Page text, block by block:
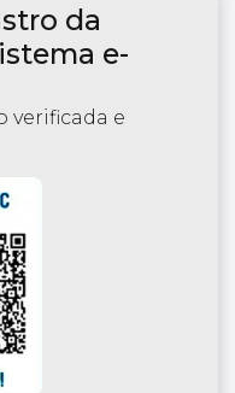
da
e-
verificada e